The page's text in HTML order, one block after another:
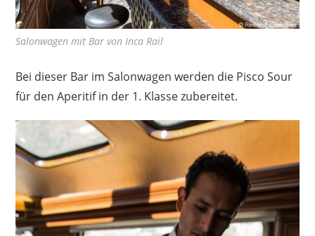
Salonwagen mit Bar von Inca Rail
Bei dieser Bar im Salonwagen werden die Pisco Sour
für den Aperitif in der 1. Klasse zubereitet.